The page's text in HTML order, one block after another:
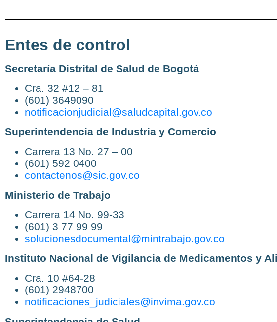
Entes de control
Secretaría Distrital de Salud de Bogotá
Cra. 32 #12 – 81
(601) 3649090
notificacionjudicial@saludcapital.gov.co
Superintendencia de Industria y Comercio
Carrera 13 No. 27 – 00
(601) 592 0400
contactenos@sic.gov.co
Ministerio de Trabajo
Carrera 14 No. 99-33
(601) 3 77 99 99
solucionesdocumental@mintrabajo.gov.co
Instituto Nacional de Vigilancia de Medicamentos y
Cra. 10 #64-28
(601) 2948700
notificaciones_judiciales@invima.gov.co